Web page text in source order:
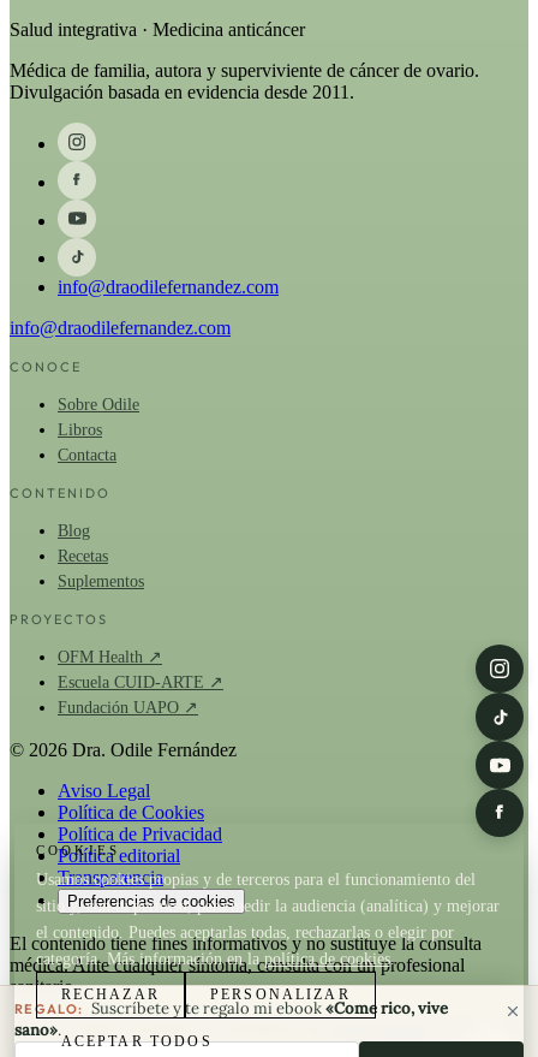
Salud integrativa · Medicina anticáncer
Médica de familia, autora y superviviente de cáncer de ovario.
Divulgación basada en evidencia desde 2011.
info@draodilefernandez.com
info@draodilefernandez.com
CONOCE
Sobre Odile
Libros
Contacta
CONTENIDO
Blog
Recetas
Suplementos
PROYECTOS
OFM Health ↗
Escuela CUID-ARTE ↗
Fundación UAPO ↗
© 2026 Dra. Odile Fernández
Aviso Legal
Política de Cookies
Política de Privacidad
Política editorial
Transparencia
Preferencias de cookies
El contenido tiene fines informativos y no sustituye la consulta
médica. Ante cualquier síntoma, consulta con un profesional
sanitario.
La Dra. Odile Fernández es fundadora de
artículo recomienda un producto de OFM existe relación comercial;
COOKIES
Usamos cookies propias y de terceros para el funcionamiento del
sitio y, con tu permiso, para medir la audiencia (analítica) y mejorar
el contenido. Puedes aceptarlas todas, rechazarlas o elegir por
categoría. Más información en lapolítica de cookies.
RECHAZAR PERSONALIZAR
ACEPTAR TODOS
REGALO: Suscríbete y te regalo mi ebook«Come rico, vive
sano».
Tu correo electrónico